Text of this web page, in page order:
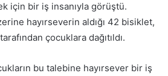
için bir iş insanıyla görüştü.
hayırseverin aldığı 42 bisiklet,
çocuklara dağıtıldı.
bu talebine hayırsever bir iş